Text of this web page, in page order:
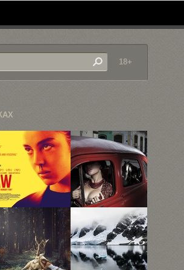
18+
Хидео
Кодзима
поделился
списком 22
...
Жуткая
чувствительность
стиля, или
исследование
...